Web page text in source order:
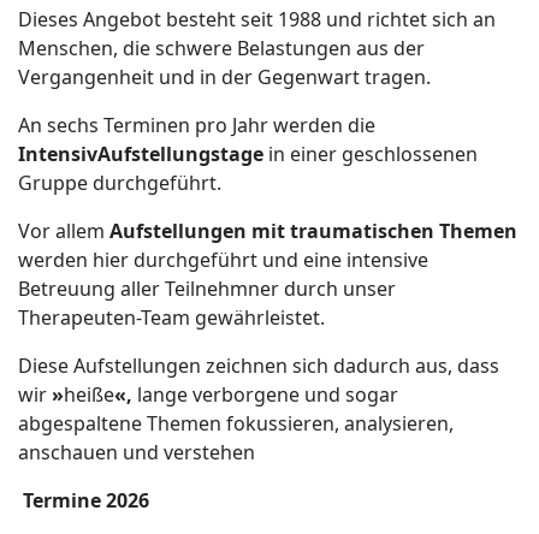
Dieses Angebot besteht seit 1988 und richtet sich an
Menschen, die schwere Belastungen aus der
Vergangenheit und in der Gegenwart tragen.
An sechs Terminen pro Jahr werden die
IntensivAufstellungstage in einer geschlossenen
Gruppe durchgeführt.
Vor allem Aufstellungen mit traumatischen Themen
werden hier durchgeführt und eine intensive
Betreuung aller Teilnehmner durch unser
Therapeuten-Team gewährleistet.
Diese Aufstellungen zeichnen sich dadurch aus, dass
wir»heiße«, lange verborgene und sogar
abgespaltene Themen fokussieren, analysieren,
anschauen und verstehen
Termine 2026